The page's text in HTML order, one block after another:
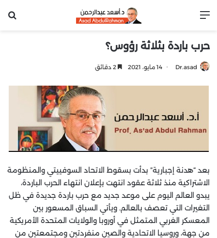
حرب باردة بثلاثة رؤوس؟
Dr.asad 14 مايو، 2021
بعد “هدنة إجبارية” بدأت بسقوط الاتحاد السوفييتي والمنظومة
الاشتراكية منذ ثلاثة عقود انتهت بإعلان انتهاء الحرب الباردة،
يبدو العالم اليوم على موعد جديد مع حرب باردة جديدة في ظل
التغيرات التي تعصف بالعالم. ويأتي السباق المسعور بين
المعسكر الغربي المتمثل في أوروبا والولايات المتحدة الأمريكية
من جهة، وروسيا الاتحادية والصين منفردتين ومجتمعتين من